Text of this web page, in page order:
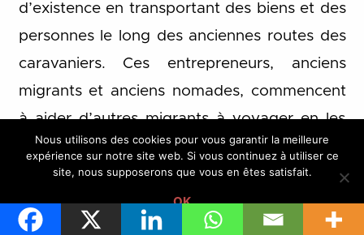
d’existence en transportant des biens et des
personnes le long des anciennes routes des
caravaniers. Ces entrepreneurs, anciens
migrants et anciens nomades, commencent
à aider d’autres migrants à voyager en les
transportant dans des camions et des pick-
ups. C’est ainsi que les Touaregs du Mali et
du Niger, les Toubous du Tchad et les
Zaghawa du Soudan sont devenus les
Nous utilisons des cookies pour vous garantir la meilleure
expérience sur notre site web. Si vous continuez à utiliser ce
site, nous supposerons que vous en êtes satisfait.
OK